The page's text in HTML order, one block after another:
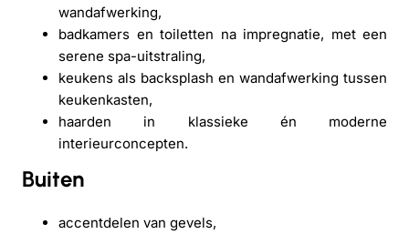
wandafwerking,
badkamers en toiletten na impregnatie, met een
serene spa-uitstraling,
keukens als backsplash en wandafwerking tussen
keukenkasten,
haarden in klassieke én moderne
interieurconcepten.
Buiten
accentdelen van gevels,